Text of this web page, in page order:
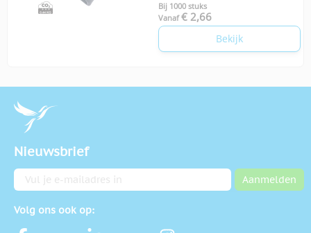
Bij 1000 stuks
Vanaf € 2,66
Bekijk
Nieuwsbrief
E-mailadres Aanmelden
Volg ons ook op: